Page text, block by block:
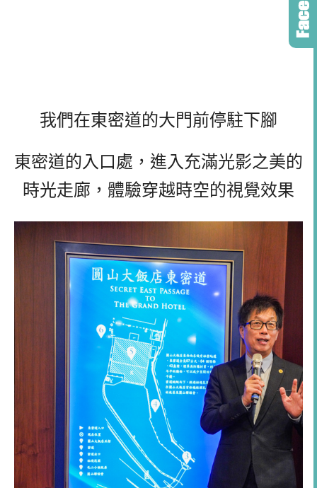
我們在東密道的大門前停駐下腳
東密道的入口處，進入充滿光影之美的
時光走廊，體驗穿越時空的視覺效果